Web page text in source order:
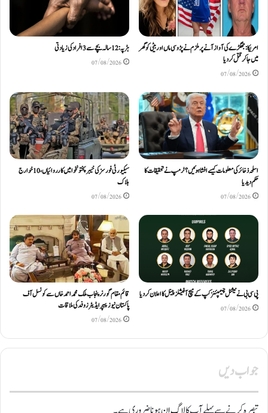
امریکا: جھگڑے کی آواز آنے پر ملزم نے پڑوسی ماں اور بیٹی کو گھر
میں جا کر قتل کر دیا
07/08/2026
ہڑپہ: 12 سالہ بچے سے 3 افراد کی زیادتی
07/08/2026
اسلحہ ذخائر کی معلومات کیسے افشا ہوئیں؟ ٹرمپ نے تحقیقات کا
حکم دیدیا
07/08/2026
سیکیورٹی فورسز کی خیبرپختونخوا میں کارروائیاں، 10 خوارج
ہلاک
07/08/2026
پی سی بی نے نیشنل چیمپئنز کپ کے میچ آفیشلز پینل کا اعلان کر دیا
07/08/2026
قائم مقام گورنر پنجاب ملک محمد احمد خاں سے کونسل آف
پاکستان نیوز پیپر ایڈیٹرزوفد کی ملاقات
07/08/2026
جواب دیں